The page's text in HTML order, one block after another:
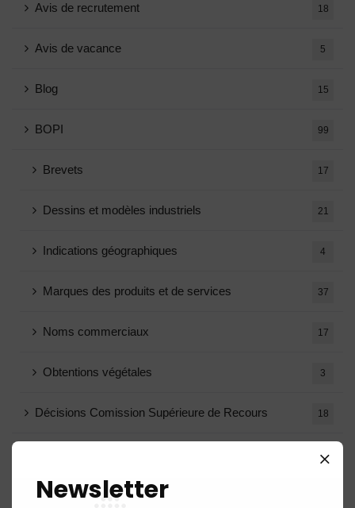
Avis de recrutement 18
Avis de vacance 5
Blog 15
BOPI 99
Brevets 17
Dessins et modèles industriels 21
Indications géographiques 4
Marques des produits et de services 37
Noms commerciaux 17
Obtentions végétales 3
Décisions Comission Supérieure de Recours 18
1
Formation
Newsletter